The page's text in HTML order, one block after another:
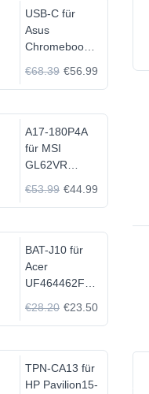
USB-C für
Asus
Chromebook
€68.39 €56.99
A17-180P4A
für MSI
GL62VR
€53.99 €44.99
BAT-J10 für
Acer
UF464462F
€28.20 €23.50
TPN-CA13 für
HP Pavilion15-